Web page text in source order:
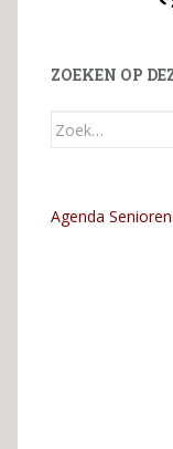
ZOEKEN OP
Zoek
Agenda Senioren